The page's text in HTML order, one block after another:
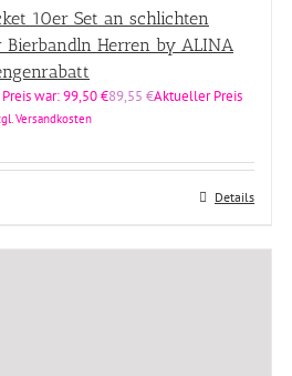
10er Set an schlichten
Bierbandln Herren by ALINA
war: 99,50 €89,55 €Aktueller Preis
Versandkosten
Details